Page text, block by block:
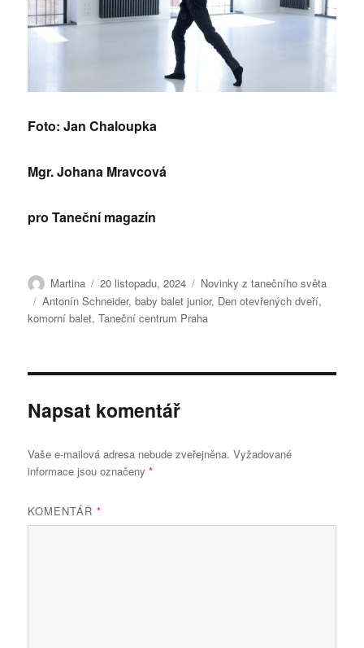
Foto: Jan Chaloupka
Mgr. Johana Mravcová
pro Taneční magazín
Autor:
Martina Publikováno:
20 listopadu, 2024 Rubriky:
Novinky z tanečního světa
Štítky:
Antonín Schneider,baby balet junior, Den otevřených dveří,
komorní balet,Taneční centrum Praha
Napsat komentář
Vaše e-mailová adresa nebude zveřejněna. Vyžadované
informace jsou označeny*
KOMENTÁŘ*